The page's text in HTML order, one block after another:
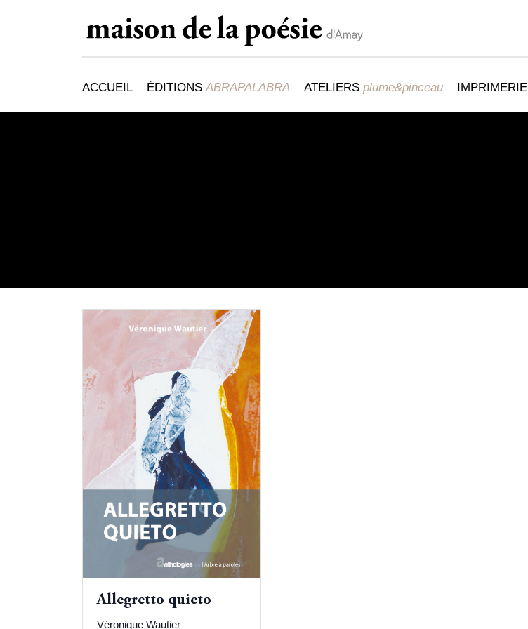
ACCUEIL ÉDITIONS ABRAPALABRA ATELIERS plume&pinceau IMPRIMERIE
Allegretto quieto
Véronique Wautier